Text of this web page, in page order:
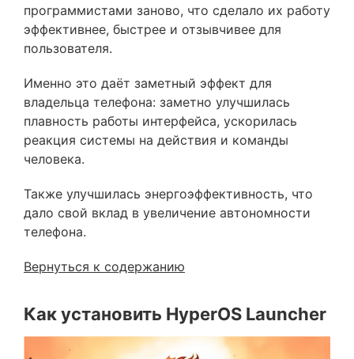
программистами заново, что сделало их работу
эффективнее, быстрее и отзывчивее для
пользователя.
Именно это даёт заметный эффект для
владельца телефона: заметно улучшилась
плавность работы интерфейса, ускорилась
реакция системы на действия и команды
человека.
Также улучшилась энергоэффективность, что
дало свой вклад в увеличение автономности
телефона.
Вернуться к содержанию
Как установить HyperOS Launcher